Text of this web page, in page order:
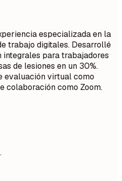
especializada en la
trabajo digitales. Desarrollé
para trabajadores
de lesiones en un 30%.
evaluación virtual como
colaboración como Zoom.